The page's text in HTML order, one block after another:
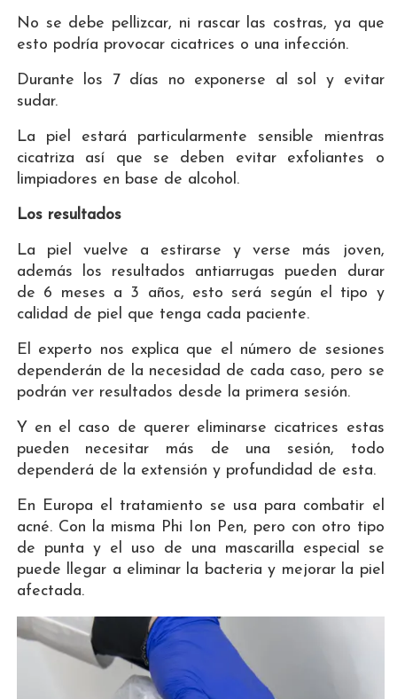
No se debe pellizcar, ni rascar las costras, ya que
esto podría provocar cicatrices o una infección.
Durante los 7 días no exponerse al sol y evitar
sudar.
La piel estará particularmente sensible mientras
cicatriza así que se deben evitar exfoliantes o
limpiadores en base de alcohol.
Los resultados
La piel vuelve a estirarse y verse más joven,
además los resultados antiarrugas pueden durar
de 6 meses a 3 años, esto será según el tipo y
calidad de piel que tenga cada paciente.
El experto nos explica que el número de sesiones
dependerán de la necesidad de cada caso, pero se
podrán ver resultados desde la primera sesión.
Y en el caso de querer eliminarse cicatrices estas
pueden necesitar más de una sesión, todo
dependerá de la extensión y profundidad de esta.
En Europa el tratamiento se usa para combatir el
acné. Con la misma Phi Ion Pen, pero con otro tipo
de punta y el uso de una mascarilla especial se
puede llegar a eliminar la bacteria y mejorar la piel
afectada.